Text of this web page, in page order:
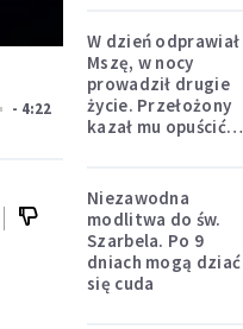
- 4:22
W dzień odprawiał
Mszę, w nocy
prowadził drugie
życie. Przełożony
kazał mu opuścić
Niezawodna
modlitwa do św.
Szarbela. Po 9
dniach mogą dziać
się cuda